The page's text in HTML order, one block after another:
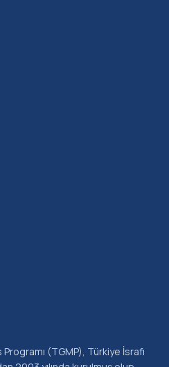
(TGMP), Türkiye İsrafı